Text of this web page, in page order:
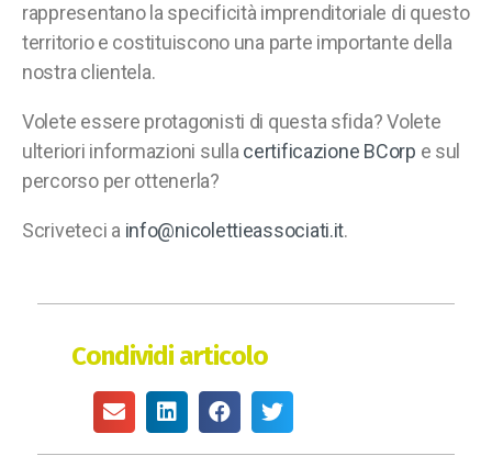
rappresentano la specificità imprenditoriale di questo
territorio e costituiscono una parte importante della
nostra clientela.
Volete essere protagonisti di questa sfida? Volete
ulteriori informazioni sulla certificazione BCorp e sul
percorso per ottenerla?
Scriveteci a info@nicolettieassociati.it.
Condividi articolo